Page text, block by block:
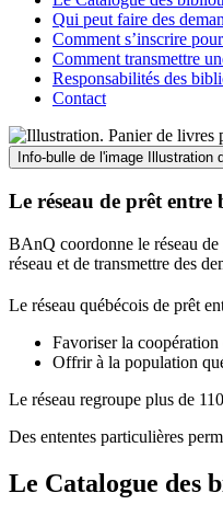
Qui peut faire des
Comment s’inscrire
Comment transmettre
Responsabilités des
Contact
Info-bulle de l'image Illustration
Le réseau de prêt
BAnQ coordonne le réseau
réseau et de transmettre des
Le réseau québécois de prêt
Favoriser la
Offrir à la population
Le réseau regroupe plus de 110
Des ententes particulières
Le Catalogue des